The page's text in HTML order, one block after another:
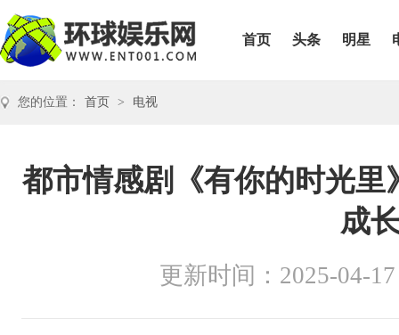
首页 头条 明星
您的位置： 首页 > 电视
都市情感剧《有你的时光
成
更新时间：2025-04-17